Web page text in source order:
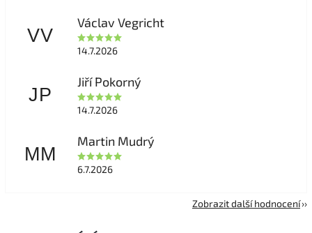
VV
Václav Vegricht
14.7.2026
JP
Jiří Pokorný
14.7.2026
MM
Martin Mudrý
6.7.2026
Zobrazit další hodnocení